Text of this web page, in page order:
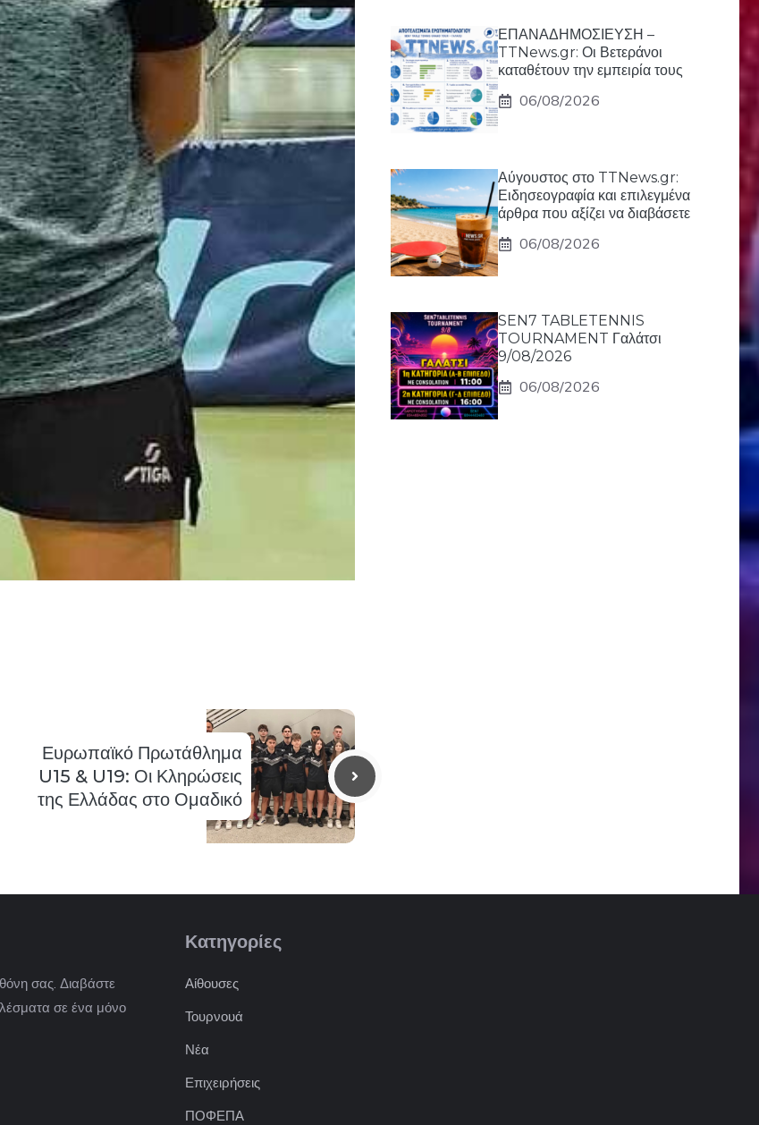
Ευρωπαϊκό Πρωτάθλημα
U15 & U19: Οι Κληρώσεις
της Ελλάδας στο Ομαδικό
ΕΠΑΝΑΔΗΜΟΣΙΕΥΣΗ –
TTNews.gr: Οι Βετεράνοι
καταθέτουν την εμπειρία τους
06/08/2026
Αύγουστος στο TTNews.gr:
Ειδησεογραφία και επιλεγμένα
άρθρα που αξίζει να διαβάσετε
06/08/2026
SEN7 TABLETENNIS
TOURNAMENT Γαλάτσι
9/08/2026
06/08/2026
σας. Διαβάστε
σε ένα μόνο
Κατηγορίες
Αίθουσες
Τουρνουά
Νέα
Επιχειρήσεις
ΠΟΦΕΠΑ